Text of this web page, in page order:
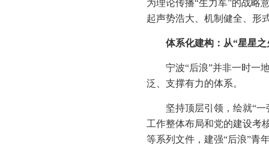
为理论传播“生力军”的战略
起声势浩大、机制健全、形
体系化建构：从“星星
宁波“后浪”并非一时一
泛、支撑有力的体系。
坚持顶层引领，绘就“
工作整体布局和党的建设考
等系列文件，建强“后浪”青